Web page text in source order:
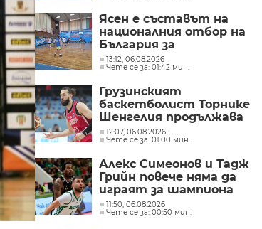
Ясен е съставът на
националния отбор на
България за
Евробаскет за
момчета до 16 години в
13:12, 06.08.2026
Чете се за: 01:42 мин.
Грузинският
баскетболист Торнике
Шенгелия продължава
кариерата си в тима
на Дубай
12:07, 06.08.2026
Чете се за: 01:00 мин.
Алекс Симеонов и Тадж
Грийн повече няма да
играят за шампиона
Балкан (Ботевград)
11:50, 06.08.2026
Чете се за: 00:50 мин.